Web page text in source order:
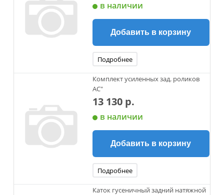
в наличии
Добавить в корзину
Подробнее
Комплект усиленных зад. роликов
AC"
13 130 р.
в наличии
Добавить в корзину
Подробнее
Каток гусеничный задний натяжной